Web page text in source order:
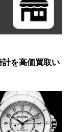
を高価買取い